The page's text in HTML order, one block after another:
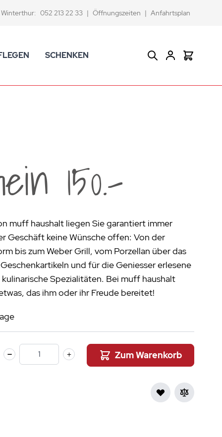
Winterthur: 052 213 22 33 | Öffnungszeiten | Anfahrtsplan
und Ersatzbürsten
des Sens Körperpflege
>
SCHENKEN Suche
150.-
muff haushalt liegen Sie garantiert immer
Geschäft keine Wünsche offen: Von der
bis zum Weber Grill, vom Porzellan über das
und für die Geniesser erlesene
Spezialitäten. Bei muff haushalt
das ihm oder ihr Freude bereitet!
Menge Zum Warenkorb